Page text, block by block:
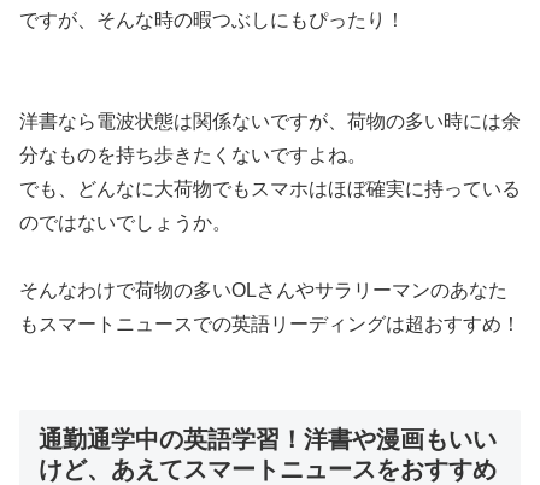
ですが、そんな時の暇つぶしにもぴったり！
洋書なら電波状態は関係ないですが、荷物の多い時には余
分なものを持ち歩きたくないですよね。
でも、どんなに大荷物でもスマホはほぼ確実に持っている
のではないでしょうか。
そんなわけで荷物の多いOLさんやサラリーマンのあなた
もスマートニュースでの英語リーディングは超おすすめ！
通勤通学中の英語学習！洋書や漫画もいい
けど、あえてスマートニュースをおすすめ